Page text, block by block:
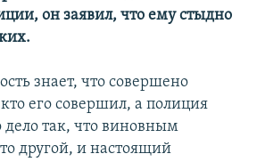
он заявил, что ему стыдно
знает, что совершено
его совершил, а полиция
дело так, что виновным
другой, и настоящий